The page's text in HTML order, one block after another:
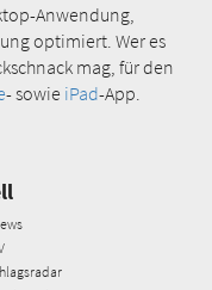
Anwendung,
optimiert. Wer es
mag, für den
- sowie iPad-App.